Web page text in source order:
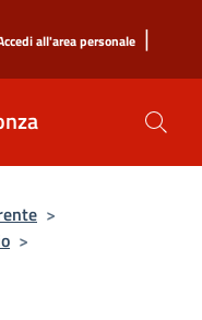
all'area personale |
>
>